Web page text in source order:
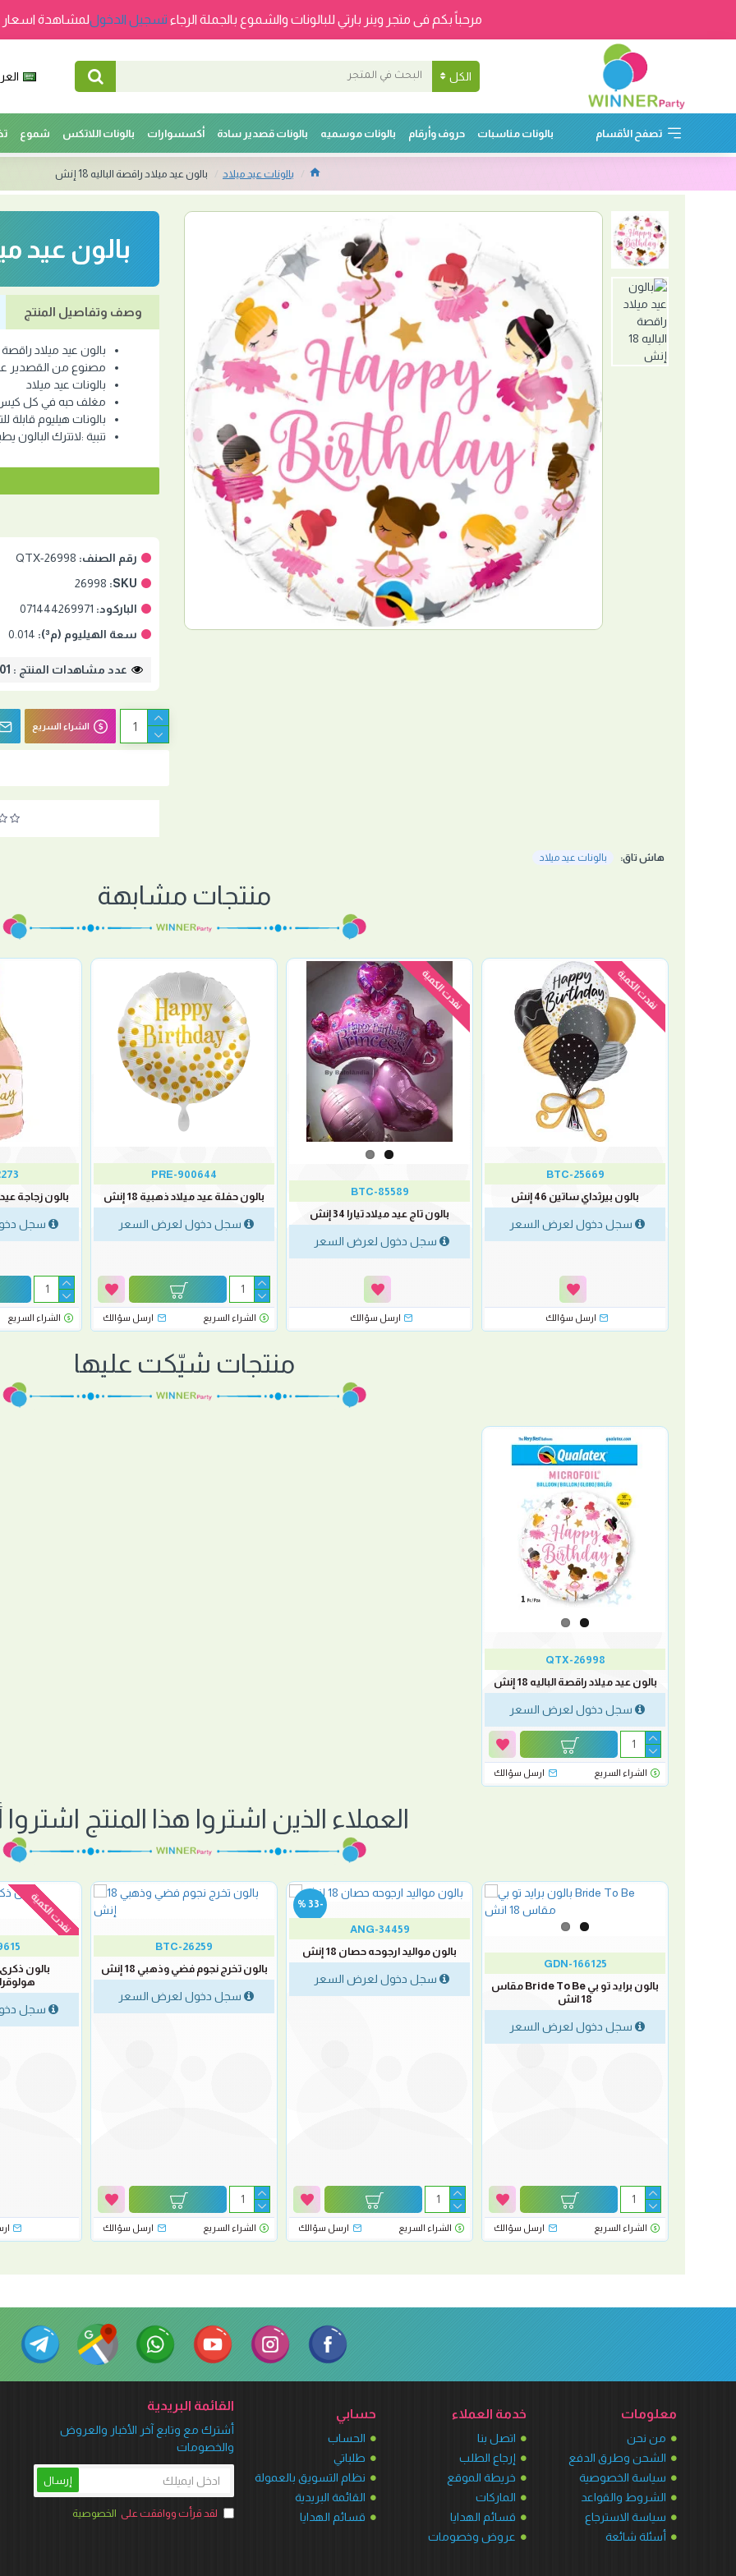
مرحباً بكم فى متجر وينر بارتي للبالونات والشموع بالجملة الرجاء تسجيل الدخوللمشاهدة اسعار
الكل
تصفح الأقسام بالونات مناسبات حروف وأرقام بالونات موسميه بالونات قصدير سادة أكسسوارات بالونات اللاتكس شموع
بالونات عيد ميلاد بالون عيد ميلاد راقصة الباليه 18 إنش
بالون عيد
وصف وتفاصيل المنتج
بالون عيد ميلاد راقصة
مصنوع من القصدير
بالونات عيد ميلاد
مغلف حبه في كل
بالونات هيليوم قابلة
تنبية :لاتترك البالون
رقم الصنف: QTX-26998
SKU:
26998
الباركود: 071444269971
سعة الهيليوم (م³):
0.014
عدد مشاهدات المنتج : 1701
الشراء السريع
هاش تاق: بالونات عيد ميلاد
منتجات مشابهة
نفدت الكمية
BTC-25669
بالون بيرثداي ساتين 46 إنش
سجل دخول لعرض السعر
ارسل سؤالك
نفدت الكمية
BTC-85589
بالون تاج عيد ميلاد تيارا 34 إنش
سجل دخول لعرض السعر
ارسل سؤالك
PRE-900644
بالون حفلة عيد ميلاد ذهبية 18 إنش
سجل دخول لعرض السعر
الشراء السريع ارسل سؤالك
بالون زجاجة عيد
سجل
الشراء السريع
منتجات شيّكت عليها
QTX-26998
بالون عيد ميلاد راقصة الباليه 18 إنش
سجل دخول لعرض السعر
الشراء السريع ارسل سؤالك
العملاء الذين اشتروا هذا المنتج اشتروا
GDN-166125
بالون برايد تو بي Bride To Be مقاس
18 انش
سجل دخول لعرض السعر
الشراء السريع ارسل سؤالك
-33 %
ANG-34459
بالون مواليد ارجوحه حصان 18 إنش
سجل دخول لعرض السعر
الشراء السريع ارسل سؤالك
BTC-26259
بالون تخرج نجوم فضي وذهبي 18 إنش
سجل دخول لعرض السعر
الشراء السريع ارسل سؤالك
نفدت الكمية
بالون
سجل
معلومات
من نحن
الشحن وطرق الدفع
سياسة الخصوصية
الشروط والقواعد
سياسة الاسترجاع
أسئلة شائعة
خدمة العملاء
اتصل بنا
إرجاع الطلب
خريطة الموقع
الماركات
قسائم الهدايا
عروض وخصومات
حسابي
الحساب
طلباتي
نظام التسويق بالعمولة
القائمة البريدية
قسائم الهدايا
القائمة البريدية
أشترك مع وتابع آخر الأخبار والعروض
والخصومات
إرسال
لقد قرأت ووافقت على الخصوصية